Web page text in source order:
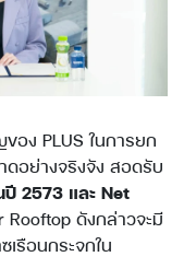
อง PLUS ในการยก
ดอย่างจริงจัง สอดรับ
2573 และ Net
Rooftop ดังกล่าวจะมี
รือนกระจกใน